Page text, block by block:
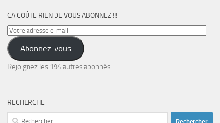
CA COÛTE RIEN DE VOUS ABONNEZ !!!
Votre
adresse
e-
mail
Abonnez-vous
Rejoignez les 194 autres abonnés
RECHERCHE
Rechercher :